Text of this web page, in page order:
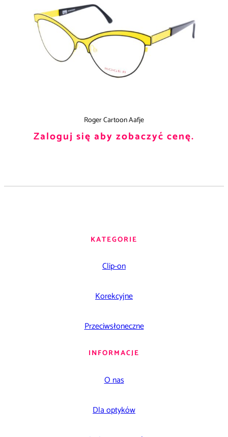
Roger Cartoon Aafje
Zaloguj się aby zobaczyć cenę.
KATEGORIE
Clip-on
Korekcyjne
Przeciwsłoneczne
INFORMACJE
O nas
Dla optyków